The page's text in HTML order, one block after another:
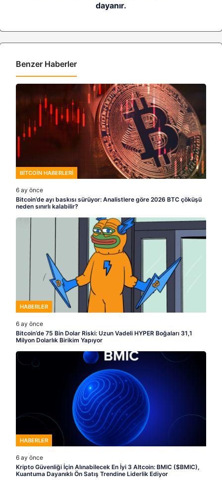
dayanır.
Benzer Haberler
BITCOIN HABERLERI
6 ay önce
Bitcoin’de ayı baskısı sürüyor: Analistlere göre 2026 BTC çöküşü
neden sınırlı kalabilir?
HABERLER
6 ay önce
Bitcoin’de 75 Bin Dolar Riski: Uzun Vadeli HYPER Boğaları 31,1
Milyon Dolarlık Birikim Yapıyor
HABERLER
6 ay önce
Kripto Güvenliği İçin Alınabilecek En İyi 3 Altcoin: BMIC ($BMIC),
Kuantuma Dayanıklı Ön Satış Trendine Liderlik Ediyor